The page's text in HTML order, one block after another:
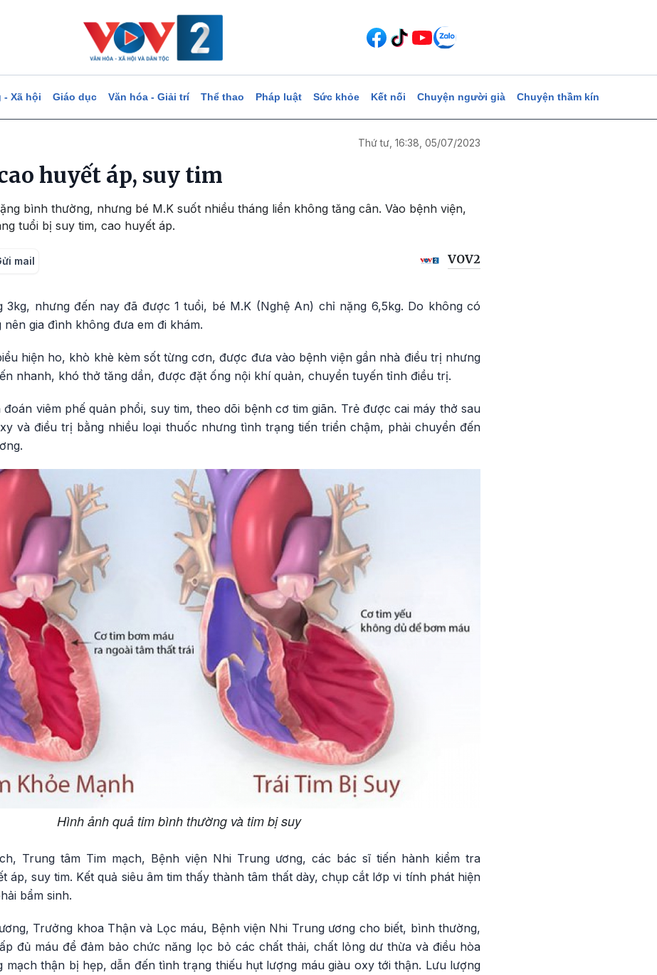
Xã hội Giáo dục Văn hóa - Giải trí Thể thao Pháp luật Sức khỏe Kết nối Chuyện người già Chuyện thầm kín
Thứ tư, 16:38, 05/07/2023
huyết áp, suy tim
bình thường, nhưng bé M.K suốt nhiều tháng liền không tăng cân. Vào bệnh viện,
tuổi bị suy tim, cao huyết áp.
mail VOV2
3kg, nhưng đến nay đã được 1 tuổi, bé M.K (Nghệ An) chỉ nặng 6,5kg. Do không có
gia đình không đưa em đi khám.
hiện ho, khò khè kèm sốt từng cơn, được đưa vào bệnh viện gần nhà điều trị nhưng
nhanh, khó thở tăng dần, được đặt ống nội khí quản, chuyển tuyến tỉnh điều trị.
viêm phế quản phổi, suy tim, theo dõi bệnh cơ tim giãn. Trẻ được cai máy thở sau
và điều trị bằng nhiều loại thuốc nhưng tình trạng tiến triển chậm, phải chuyển đến
Hình ảnh quả tim bình thường và tim bị suy
Trung tâm Tim mạch, Bệnh viện Nhi Trung ương, các bác sĩ tiến hành kiểm tra
áp, suy tim. Kết quả siêu âm tim thấy thành tâm thất dày, chụp cắt lớp vi tính phát hiện
bẩm sinh.
Trưởng khoa Thận và Lọc máu, Bệnh viện Nhi Trung ương cho biết, bình thường,
đủ máu để đảm bảo chức năng lọc bỏ các chất thải, chất lỏng dư thừa và điều hòa
mạch thận bị hẹp, dẫn đến tình trạng thiếu hụt lượng máu giàu oxy tới thận. Lưu lượng